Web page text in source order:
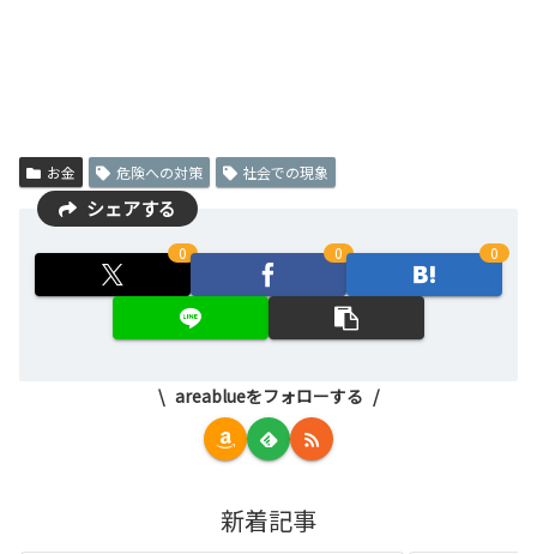
お金 危険への対策 社会での現象
シェアする
0 0 0
areablueをフォローする
新着記事